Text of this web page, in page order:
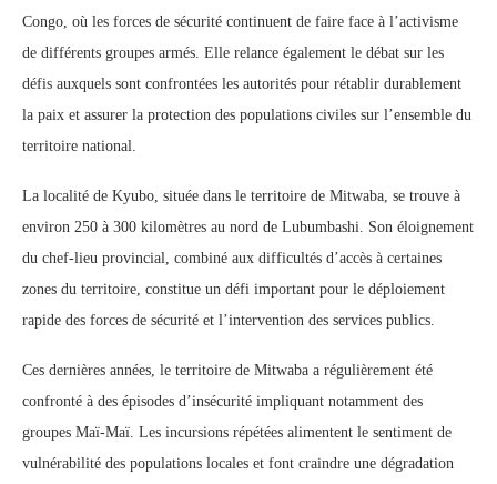
Congo, où les forces de sécurité continuent de faire face à l’activisme
de différents groupes armés. Elle relance également le débat sur les
défis auxquels sont confrontées les autorités pour rétablir durablement
la paix et assurer la protection des populations civiles sur l’ensemble du
territoire national.
La localité de Kyubo, située dans le territoire de Mitwaba, se trouve à
environ 250 à 300 kilomètres au nord de Lubumbashi. Son éloignement
du chef-lieu provincial, combiné aux difficultés d’accès à certaines
zones du territoire, constitue un défi important pour le déploiement
rapide des forces de sécurité et l’intervention des services publics.
Ces dernières années, le territoire de Mitwaba a régulièrement été
confronté à des épisodes d’insécurité impliquant notamment des
groupes Maï-Maï. Les incursions répétées alimentent le sentiment de
vulnérabilité des populations locales et font craindre une dégradation